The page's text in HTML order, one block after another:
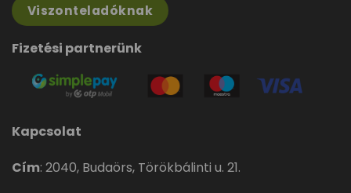
Viszonteladóknak
Fizetési partnerünk
Kapcsolat
Cím: 2040, Budaörs, Törökbálinti u. 21.